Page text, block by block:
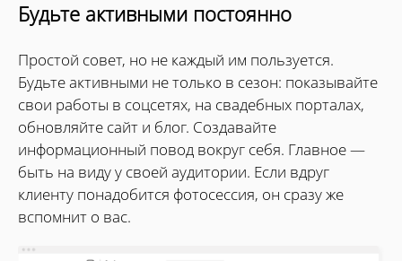
Будьте активными постоянно
Простой совет, но не каждый им пользуется.
Будьте активными не только в сезон: показывайте
свои работы в соцсетях, на свадебных порталах,
обновляйте сайт и блог. Создавайте
информационный повод вокруг себя. Главное —
быть на виду у своей аудитории. Если вдруг
клиенту понадобится фотосессия, он сразу же
вспомнит о вас.